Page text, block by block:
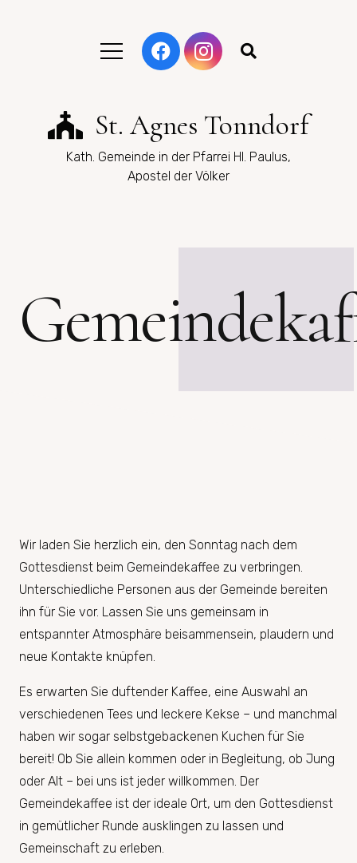
St. Agnes Tonndorf
Kath. Gemeinde in der Pfarrei Hl. Paulus,
Apostel der Völker
Wir laden Sie herzlich ein, den Sonntag nach dem
Gottesdienst beim Gemeindekaffee zu verbringen.
Unterschiedliche Personen aus der Gemeinde bereiten
ihn für Sie vor. Lassen Sie uns gemeinsam in
entspannter Atmosphäre beisammensein, plaudern und
neue Kontakte knüpfen.
Es erwarten Sie duftender Kaffee, eine Auswahl an
verschiedenen Tees und leckere Kekse – und manchmal
haben wir sogar selbstgebackenen Kuchen für Sie
bereit! Ob Sie allein kommen oder in Begleitung, ob Jung
oder Alt – bei uns ist jeder willkommen. Der
Gemeindekaffee ist der ideale Ort, um den Gottesdienst
in gemütlicher Runde ausklingen zu lassen und
Gemeinschaft zu erleben.